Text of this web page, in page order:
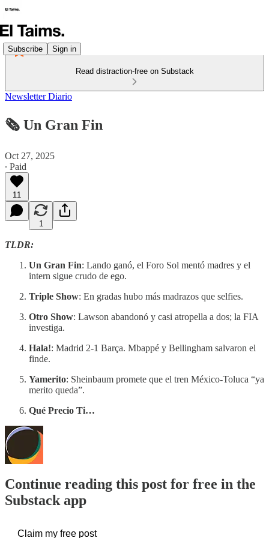
Subscribe Sign in
Read distraction-free on Substack
Newsletter Diario
🗞️ Un Gran Fin
Oct 27, 2025
∙ Paid
11
1
TLDR:
Un Gran Fin: Lando ganó, el Foro Sol mentó madres y el
intern sigue crudo de ego.
Triple Show: En gradas hubo más madrazos que selfies.
Otro Show: Lawson abandonó y casi atropella a dos; la FIA
investiga.
Hala!: Madrid 2-1 Barça. Mbappé y Bellingham salvaron el
finde.
Yamerito: Sheinbaum promete que el tren México-Toluca “ya
merito queda”.
Qué Precio Ti…
Continue reading this post for free in the
Substack app
Claim my free post